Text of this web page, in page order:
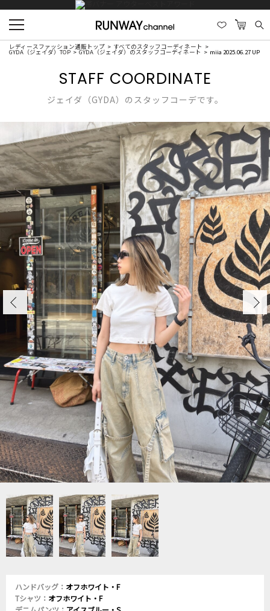
レディースファッション通販トップ すべてのスタッフコーディネート
GYDA（ジェイダ）TOP GYDA（ジェイダ）のスタッフコーディネート miia 2025.06.27 UP
STAFF COORDINATE
ジェイダ（GYDA）のスタッフコーデです。
ハンドバッグ： オフホワイト・F
Tシャツ： オフホワイト・F